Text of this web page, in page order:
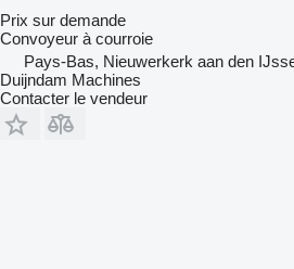
Prix sur demande
Convoyeur à courroie
Pays-Bas, Nieuwerkerk aan den
Duijndam Machines
Contacter le vendeur